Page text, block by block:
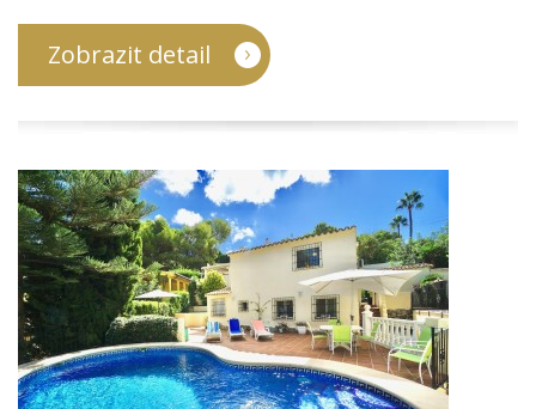
Zobrazit detail